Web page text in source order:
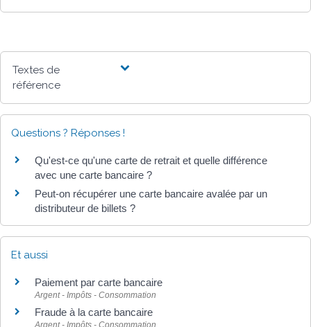
Textes de
référence
Questions ? Réponses !
Qu'est-ce qu'une carte de retrait et quelle différence
avec une carte bancaire ?
Peut-on récupérer une carte bancaire avalée par un
distributeur de billets ?
Et aussi
Paiement par carte bancaire
Argent - Impôts - Consommation
Fraude à la carte bancaire
Argent - Impôts - Consommation